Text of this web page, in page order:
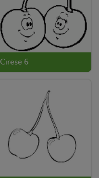
Cirese 6